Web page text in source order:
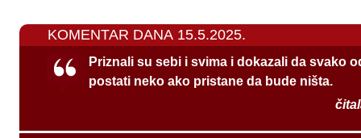
KOMENTAR DANA 15.5.2025.
Priznali su sebi i svima i dokazali da svako
postati neko ako pristane da bude ništa.